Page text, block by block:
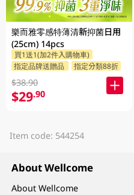
樂而雅零感特薄清新抑菌日用
(25cm) 14pcs
買1送1(加2件入購物車)
指定品牌送贈品
指定分類88折
$38.90
$29.90
Item code: 544254
About Wellcome
About Wellcome